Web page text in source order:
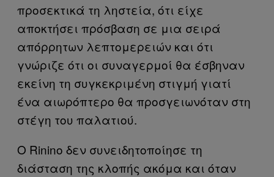
προσεκτικά τη ληστεία, ότι είχε
αποκτήσει πρόσβαση σε μια σειρά
απόρρητων λεπτομερειών και ότι
γνώριζε ότι οι συναγερμοί θα έσβηναν
εκείνη τη συγκεκριμένη στιγμή γιατί
ένα αιωρόπτερο θα προσγειωνόταν στη
στέγη του παλατιού.
Ο Rinino δεν συνειδητοποίησε τη
διάσταση της κλοπής ακόμα και όταν